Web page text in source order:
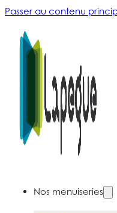
Passer au contenu
Nos menuiseries